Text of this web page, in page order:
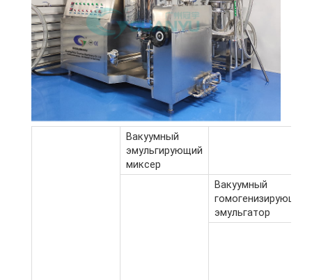
Вакуумный
эмульгирующий
миксер
Вакуумный
гомогенизирующий
эмульгатор